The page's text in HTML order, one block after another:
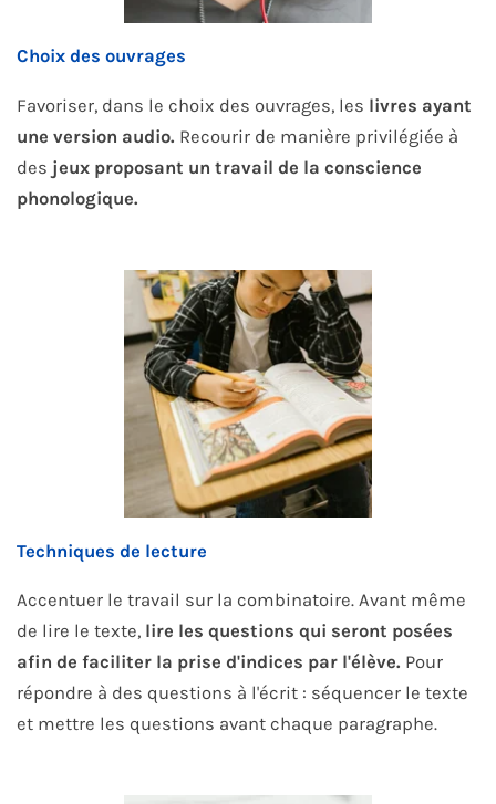
Choix des ouvrages
Favoriser, dans le choix des ouvrages, les livres ayant
une version audio. Recourir de manière privilégiée à
des jeux proposant un travail de la conscience
phonologique.
Techniques de lecture
Accentuer le travail sur la combinatoire. Avant même
de lire le texte, lire les questions qui seront posées
afin de faciliter la prise d'indices par l'élève. Pour
répondre à des questions à l'écrit : séquencer le texte
et mettre les questions avant chaque paragraphe.